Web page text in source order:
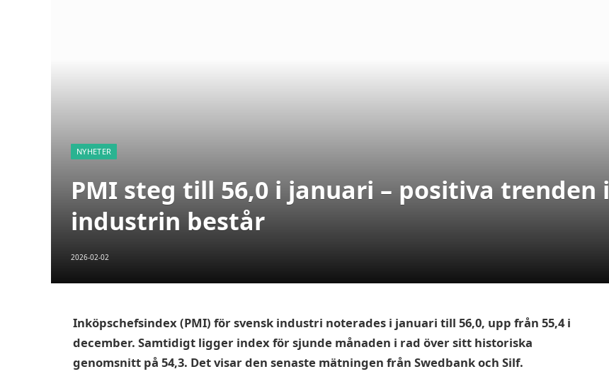
NYHETER
PMI steg till 56,0 i januari – positiva trenden i
industrin består
2026-02-02
Inköpschefsindex (PMI) för svensk industri noterades i januari till 56,0, upp från 55,4 i
december. Samtidigt ligger index för sjunde månaden i rad över sitt historiska
genomsnitt på 54,3. Det visar den senaste mätningen från Swedbank och Silf.